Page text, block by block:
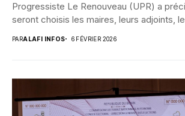
Progressiste Le Renouveau (UPR) a
seront choisis les maires, leurs adjoints,
PARALAFI INFOS 6 FÉVRIER 2026